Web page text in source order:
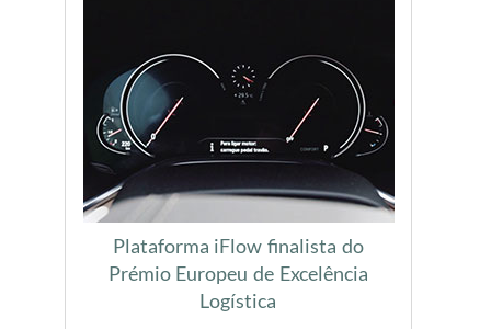
Plataforma iFlow finalista do
Prémio Europeu de Excelência
Logística